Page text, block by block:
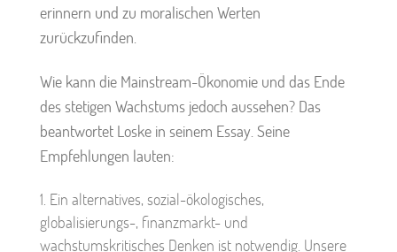
erinnern und zu moralischen Werten
zurückzufinden.
Wie kann die Mainstream-Ökonomie und das Ende
des stetigen Wachstums jedoch aussehen? Das
beantwortet Loske in seinem Essay. Seine
Empfehlungen lauten:
Ein alternatives, sozial-ökologisches,
globalisierungs-, finanzmarkt- und
wachstumskritisches Denken ist notwendig. Unsere